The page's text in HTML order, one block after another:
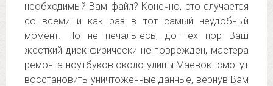
необходимый Вам файл? Конечно, это случается
со всеми и как раз в тот самый неудобный
момент. Но не печальтесь, до тех пор Ваш
жесткий диск физически не поврежден, мастера
ремонта ноутбуков около улицы Маевок смогут
восстановить уничтоженные данные, вернув Вам